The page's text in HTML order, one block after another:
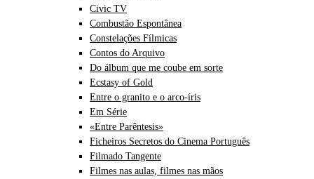
Civic TV
Combustão Espontânea
Constelações Fílmicas
Contos do Arquivo
Do álbum que me coube em sorte
Ecstasy of Gold
Entre o granito e o arco-íris
Em Série
«Entre Parêntesis»
Ficheiros Secretos do Cinema Português
Filmado Tangente
Filmes nas aulas, filmes nas mãos